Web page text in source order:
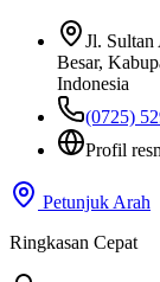
Jl. Sultan
Besar,
Indonesia
(0725)
Profil
Petunjuk Arah
Ringkasan Cepat